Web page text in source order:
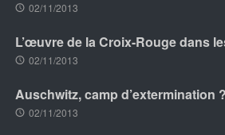
02/11/2013
L’œuvre de la Croix-Rouge dans
02/11/2013
Auschwitz, camp d’extermination ?
02/11/2013